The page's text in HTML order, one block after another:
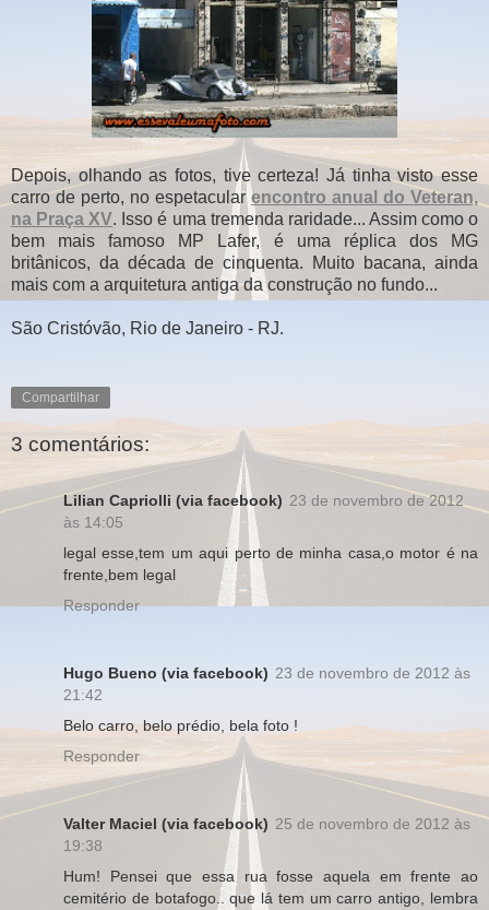
Depois, olhando as fotos, tive certeza! Já tinha visto esse
carro de perto, no espetacular encontro anual do Veteran,
na Praça XV. Isso é uma tremenda raridade... Assim como o
bem mais famoso MP Lafer, é uma réplica dos MG
britânicos, da década de cinquenta. Muito bacana, ainda
mais com a arquitetura antiga da construção no fundo...
São Cristóvão, Rio de Janeiro - RJ.
Compartilhar
3 comentários:
Lilian Capriolli (via facebook) 23 de novembro de 2012
às 14:05
legal esse,tem um aqui perto de minha casa,o motor é na
frente,bem legal
Responder
Hugo Bueno (via facebook) 23 de novembro de 2012 às
21:42
Belo carro, belo prédio, bela foto !
Responder
Valter Maciel (via facebook) 25 de novembro de 2012 às
19:38
Hum! Pensei que essa rua fosse aquela em frente ao
cemitério de botafogo.. que lá tem um carro antigo, lembra